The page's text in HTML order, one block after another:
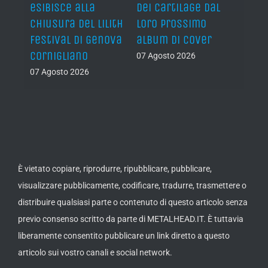
esibisce alla
chiusura del Lilith
Festival di Genova
Cornigliano
07 Agosto 2026
dei Cartilage dal
loro prossimo
album di cover
07 Agosto 2026
È vietato copiare, riprodurre, ripubblicare, pubblicare,
visualizzare pubblicamente, codificare, tradurre, trasmettere o
distribuire qualsiasi parte o contenuto di questo articolo senza
previo consenso scritto da parte di METALHEAD.IT. È tuttavia
liberamente consentito pubblicare un link diretto a questo
articolo sui vostro canali e social network.